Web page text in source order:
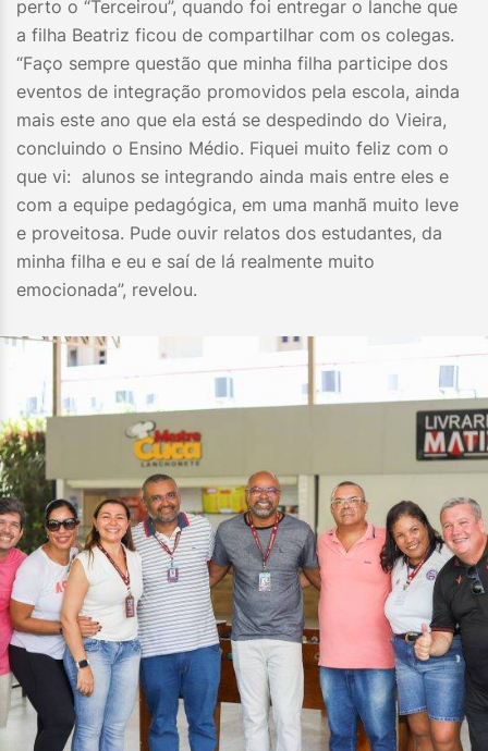
perto o “Terceirou”, quando foi entregar o lanche que
a filha Beatriz ficou de compartilhar com os colegas.
“Faço sempre questão que minha filha participe dos
eventos de integração promovidos pela escola, ainda
mais este ano que ela está se despedindo do Vieira,
concluindo o Ensino Médio. Fiquei muito feliz com o
que vi: alunos se integrando ainda mais entre eles e
com a equipe pedagógica, em uma manhã muito leve
e proveitosa. Pude ouvir relatos dos estudantes, da
minha filha e eu e saí de lá realmente muito
emocionada”, revelou.